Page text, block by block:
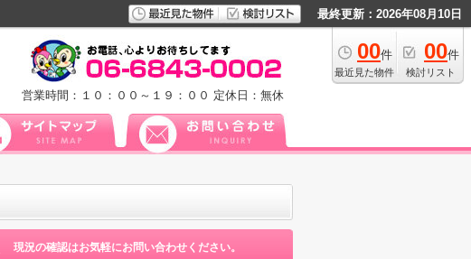
最終更新：2026年08月10日
00件
最近見た物件
00件
検討リスト
営業時間：１０：００～１９：００ 定休日：無休
現況の確認はお気軽にお問い合わせください。